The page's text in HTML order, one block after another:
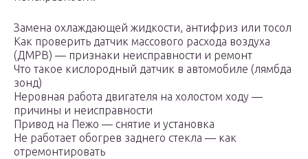
Замена охлаждающей жидкости, антифриз или тосол
Как проверить датчик массового расхода воздуха
(ДМРВ) — признаки неисправности и ремонт
Что такое кислородный датчик в автомобиле (лямбда
зонд)
Неровная работа двигателя на холостом ходу —
причины и неисправности
Привод на Пежо — снятие и установка
Не работает обогрев заднего стекла — как
отремонтировать